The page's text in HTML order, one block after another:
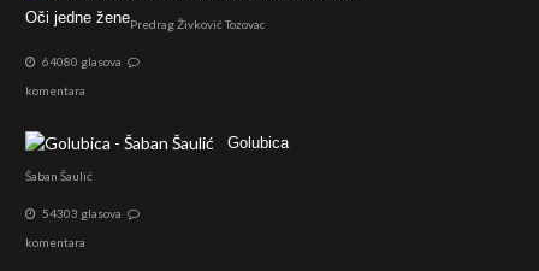
Oči jedne ženePredrag Živković Tozovac
64080 glasova
komentara
Golubica
Šaban Šaulić
54303 glasova
komentara